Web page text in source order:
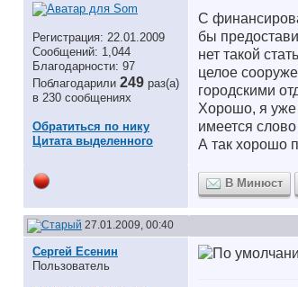
Регистрация: 22.01.2009
Сообщений: 1,044
Благодарности: 97
Поблагодарили 249 раз(а)
в 230 сообщениях
Обратиться по нику
Цитата выделенного
С
бы
нет такой
целое
городскими
Хорошо, я уже
имеется
А так хорошо
В Минюст
27.01.2009, 00:40
Сергей Есенин
Пользователь